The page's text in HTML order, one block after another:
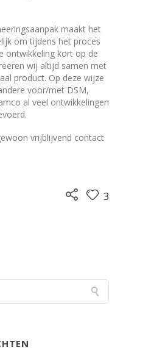
maakt het
om tijdens het proces
ontwikkeling kort op de
wij altijd samen met
product. Op deze wijze
voor/met DSM,
al veel ontwikkelingen
vrijblijvend contact
3